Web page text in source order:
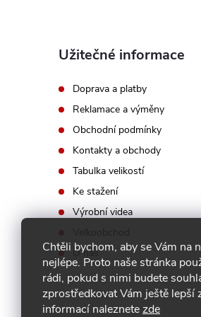
Chtěli bychom, aby se Vám na
nejlépe. Proto naše stránka
rádi, pokud s nimi budete
zprostředkovat Vám ještě lepší
informací naleznetezde
Užitečné informace
Doprava a platby
Reklamace a výměny
Obchodní podmínky
Kontakty a obchody
Tabulka velikostí
Ke stažení
Výrobní videa
O nás